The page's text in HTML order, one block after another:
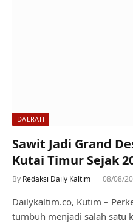
DAERAH
Sawit Jadi Grand
Kutai Timur Sejak
By Redaksi Daily Kaltim 08/08/
Dailykaltim.co, Kutim –
tumbuh menjadi salah satu